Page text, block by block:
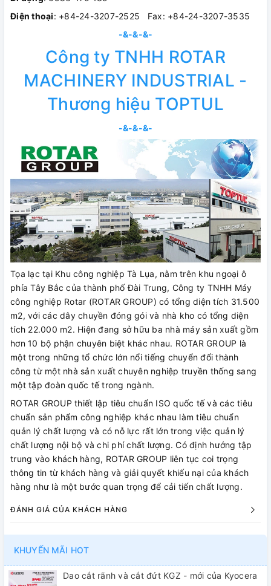
Điện thoại: +84-24-3207-2525 Fax: +84-24-3207-3535
-&-&-&-
Công ty TNHH ROTAR
MACHINERY INDUSTRIAL -
Thương hiệu TOPTUL
-&-&-&-
Tọa lạc tại Khu công nghiệp Tà Lụa, nằm trên khu ngoại ô
phía Tây Bắc của thành phố Đài Trung, Công ty TNHH Máy
công nghiệp Rotar (ROTAR GROUP) có tổng diện tích 31.500
m2, với các dây chuyền đóng gói và nhà kho có tổng diện
tích 22.000 m2. Hiện đang sở hữu ba nhà máy sản xuất gồm
hơn 10 bộ phận chuyên biệt khác nhau. ROTAR GROUP là
một trong những tổ chức lớn nổi tiếng chuyển đổi thành
công từ một nhà sản xuất chuyên nghiệp truyền thống sang
một tập đoàn quốc tế trong ngành.
ROTAR GROUP thiết lập tiêu chuẩn ISO quốc tế và các tiêu
chuẩn sản phẩm công nghiệp khác nhau làm tiêu chuẩn
quản lý chất lượng và có nỗ lực rất lớn trong việc quản lý
chất lượng nội bộ và chi phí chất lượng. Có định hướng tập
trung vào khách hàng, ROTAR GROUP liên tục coi trọng
thông tin từ khách hàng và giải quyết khiếu nại của khách
hàng như là một bước quan trọng để cải tiến chất lượng.
ĐÁNH GIÁ CỦA KHÁCH HÀNG
KHUYẾN MÃI HOT
Dao cắt rãnh và cắt đứt KGZ - mới của Kyocera